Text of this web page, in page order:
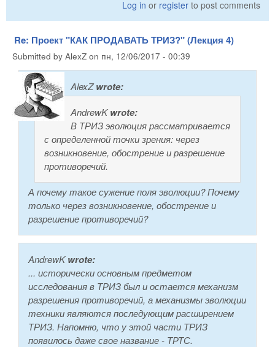
Log in or register to post comments
Re: Проект "КАК ПРОДАВАТЬ ТРИЗ?" (Лекция 4)
Submitted by AlexZ on пн, 12/06/2017 - 00:39
AlexZwrote:
AndrewKwrote:
В ТРИЗ эволюция рассматривается
с определенной точки зрения: через
возникновение, обострение и разрешение
противоречий.
А почему такое сужение поля эволюции? Почему
только через возникновение, обострение и
разрешение противоречий?
AndrewKwrote:
... исторически основным предметом
исследования в ТРИЗ был и остается механизм
разрешения противоречий, а механизмы эволюции
техники являются последующим расширением
ТРИЗ. Напомню, что у этой части ТРИЗ
появилось даже свое название - ТРТС.